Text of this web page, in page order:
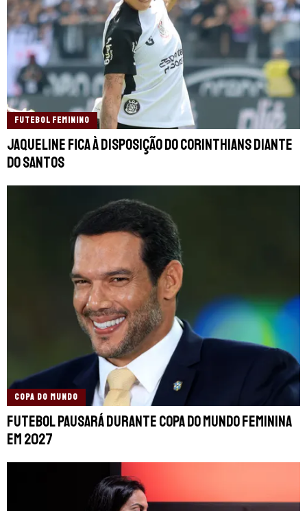
FUTEBOL FEMININO
Jaqueline fica à disposição do Corinthians diante
do Santos
COPA DO MUNDO
Futebol pausará durante Copa do Mundo Feminina
em 2027